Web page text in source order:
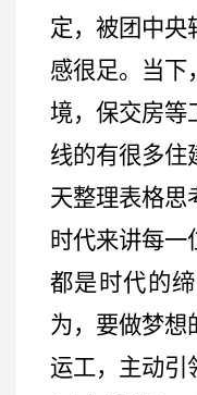
定，被团中央
感很足。当下
境，保交房等
线的有很多住
天整理表格思
时代来讲每
都是时代的
为，要做梦想
运工，主动引